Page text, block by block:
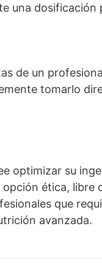
una dosificación
de un
tomarlo
optimizar su
ética, libre
que
avanzada.